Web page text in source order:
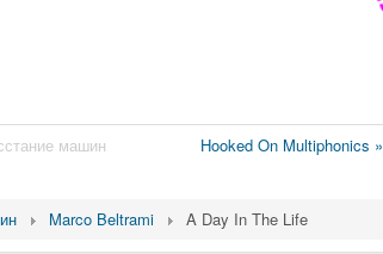
машин Hooked On Multiphonics »
Marco Beltrami A Day In The Life